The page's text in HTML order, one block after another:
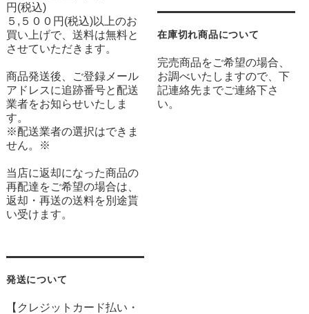
円(税込)
５,５００円(税込)以上のお
買い上げで、送料は無料と
させていただきます。
商品発送後、ご登録メール
アドレスに追跡番号と配送
業者をお知らせいたしま
す。
※配送業者の選択はできま
せん。※
当店に返却になった商品の
再配達をご希望の場合は、
返却・再送の送料を別途貰
い受けます。
発送について
【クレジットカード払い・
在庫切れ商品について
完売商品をご希望の場合、
お調べいたしますので、下
記連絡先までご連絡下さ
い。